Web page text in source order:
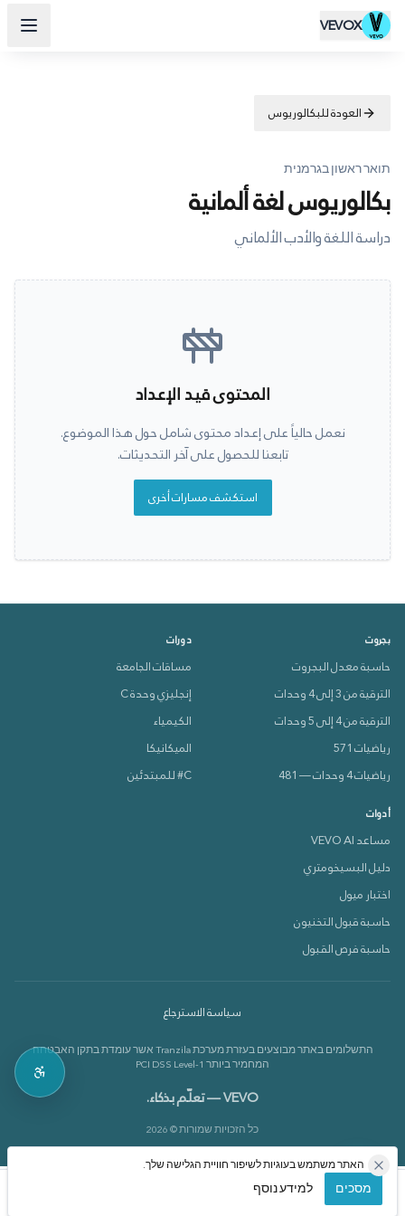
האתר משתמש בעוגיות לשיפור חוויית הגלישה שלך.
מסכים למידע נוסף
VEVOX
العودة للبكالوريوس
תואר ראשון בגרמנית
بكالوريوس لغة ألمانية
دراسة اللغة والأدب الألماني
المحتوى قيد الإعداد
نعمل حالياً على إعداد محتوى شامل حول هذا الموضوع.
تابعنا للحصول على آخر التحديثات.
استكشف مسارات أخرى
بجروت
حاسبة معدل البجروت
الترقية من 3 إلى 4 وحدات
الترقية من 4 إلى 5 وحدات
رياضيات 571
رياضيات 4 وحدات — 481
دورات
مساقات الجامعة
إنجليزي وحدة C
الكيمياء
الميكانيكا
C# للمبتدئين
أدوات
مساعد VEVO AI
دليل البسيخومتري
اختبار ميول
حاسبة قبول التخنيون
حاسبة فرص القبول
سياسة الاسترجاع
התשלומים באתר מבוצעים בעזרת מערכת Tranzila אשר עומדת בתקן האבטחה
המחמיר ביותר PCI DSS Level-1
VEVO — تعلّم بذكاء.
כל הזכויות שמורות © 2026
متصل الآن 🟢
بدي أعرف عن القاموس 📘
الرئيسية